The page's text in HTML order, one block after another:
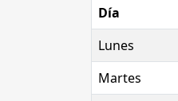
Día
Lunes
Martes